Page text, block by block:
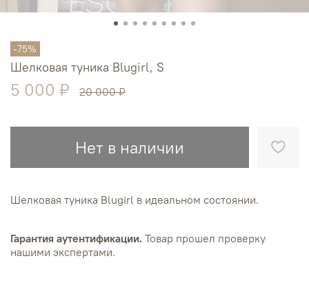
-75%
Шелковая туника Blugirl, S
5 000 ₽ 20 000 ₽
Нет в наличии
Шелковая туника Blugirl в идеальном состоянии.
Гарантия аутентификации. Товар прошел проверку
нашими экспертами.